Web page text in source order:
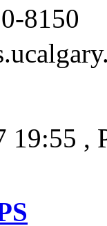
8150
19:55 ,